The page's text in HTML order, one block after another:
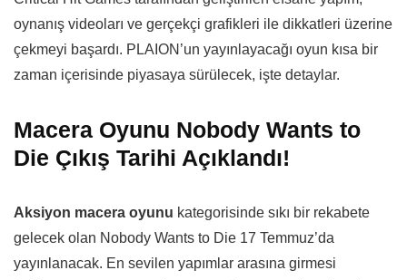
oynanış videoları ve gerçekçi grafikleri ile dikkatleri üzerine
çekmeyi başardı. PLAION’un yayınlayacağı oyun kısa bir
zaman içerisinde piyasaya sürülecek, işte detaylar.
Macera Oyunu Nobody Wants to
Die Çıkış Tarihi Açıklandı!
Aksiyon macera oyunu kategorisinde sıkı bir rekabete
gelecek olan Nobody Wants to Die 17 Temmuz’da
yayınlanacak. En sevilen yapımlar arasına girmesi